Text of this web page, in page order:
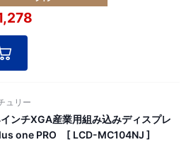
ンチ「オープンフレーム型」モニター
液晶パネルを採用した産業用組み込み
ル解像度：XGA1024 x 768
（4:3）
ュリー
ンチXGA産業用組み込みディスプレ
one PRO [ LCD-MC104NJ ]